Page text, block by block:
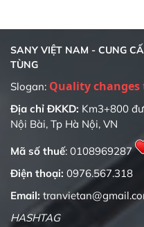
SANY VIỆT NAM - CUNG
TÙNG
Slogan: Quality
Địa chỉ ĐKKD: Km3+800
Nội Bài, Tp Hà Nội, VN
Mã số thuế: 0108969287
Điện thoại: 0976.567.318
Email:
HASHTAG